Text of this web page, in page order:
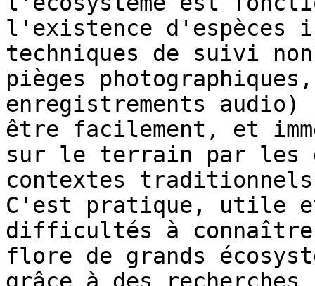
l'existence d'espèces
techniques de suivi
pièges
enregistrements
être facilement, et
sur le terrain par les
contextes
C'est pratique, utile
difficultés à
flore de grands